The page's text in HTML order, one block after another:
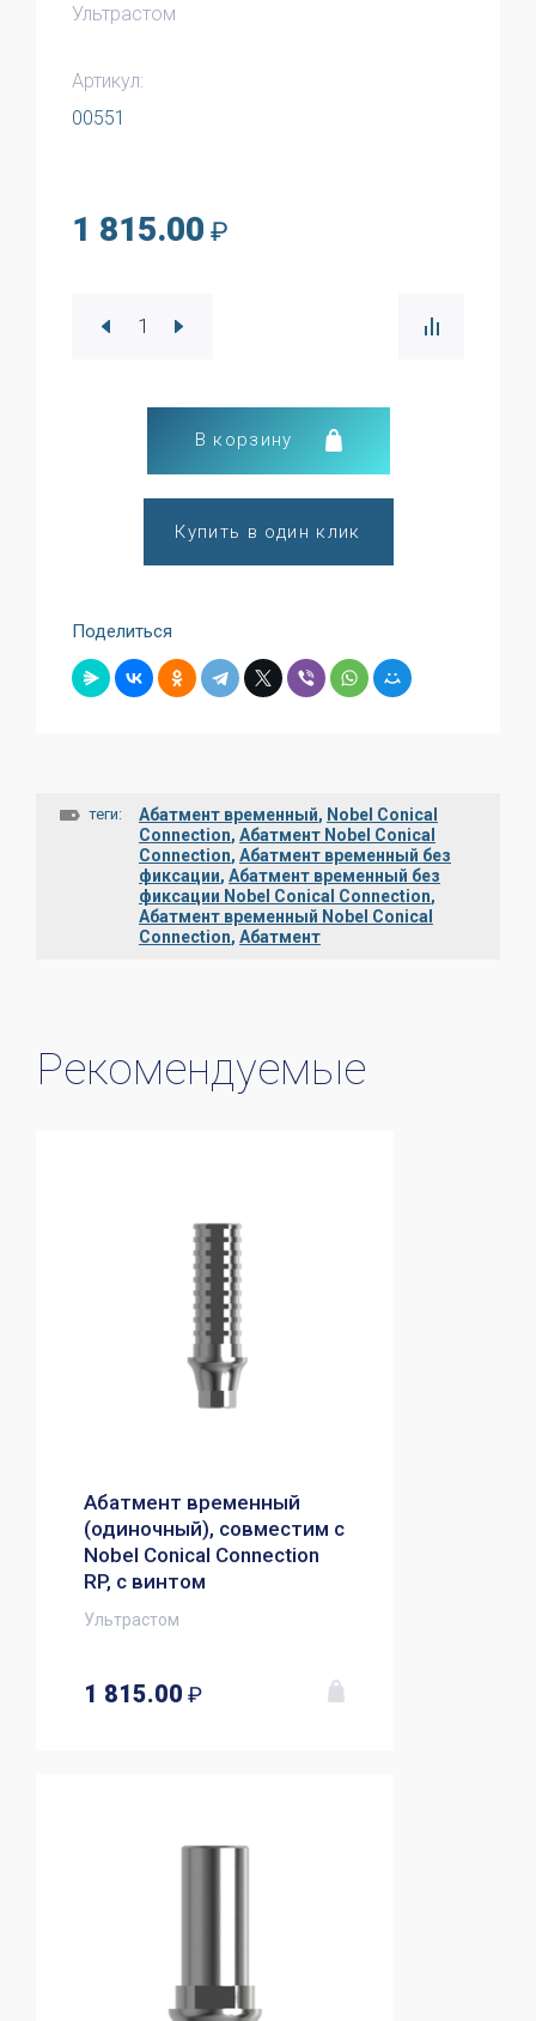
Ультрастом
Артикул:
00551
1 815.00 ₽
В корзину
Купить в один клик
Поделиться
теги: Абатмент временный, Nobel Conical
Connection, Абатмент Nobel Conical
Connection, Абатмент временный без
фиксации, Абатмент временный без
фиксации Nobel Conical Connection,
Абатмент временный Nobel Conical
Connection, Абатмент
Рекомендуемые
Абатмент временный
(одиночный), совместим с
Nobel Conical Connection
RP, с винтом
Ультрастом
1 815.00 ₽